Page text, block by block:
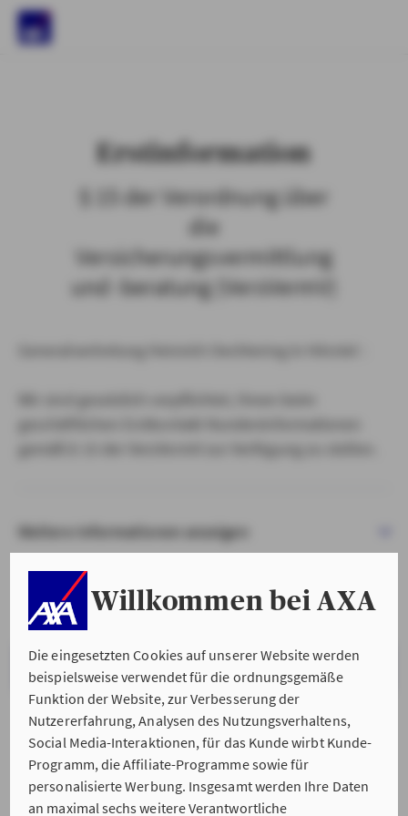
Willkommen bei AXA
Die eingesetzten Cookies auf unserer Website werden
beispielsweise verwendet für die ordnungsgemäße
Funktion der Website, zur Verbesserung der
Nutzererfahrung, Analysen des Nutzungsverhaltens,
Social Media-Interaktionen, für das Kunde wirbt Kunde-
Programm, die Affiliate-Programme sowie für
personalisierte Werbung. Insgesamt werden Ihre Daten
an maximal sechs weitere Verantwortliche
Erstinformation
§ 15 der Verordnung über
die
Versicherungsvermittlung
und -beratung (VersVermV)
Weitere Informationen anzeigen
VERSTANDEN & WEITER